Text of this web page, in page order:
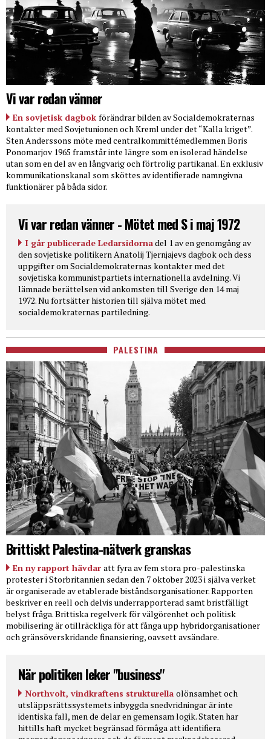
Vi var redan vänner
En sovjetisk dagbok förändrar bilden av Socialdemokraternas
kontakter med Sovjetunionen och Kreml under det “Kalla kriget”.
Sten Anderssons möte med centralkommittémedlemmen Boris
Ponomarjov 1965 framstår inte längre som en isolerad händelse
utan som en del av en långvarig och förtrolig partikanal. En exklusiv
kommunikationskanal som sköttes av identifierade namngivna
funktionärer på båda sidor.
Vi var redan vänner - Mötet med S i maj 1972
I går publicerade Ledarsidornadel 1 av en genomgång av
den sovjetiske politikern Anatolij Tjernjajevs dagbok och dess
uppgifter om Socialdemokraternas kontakter med det
sovjetiska kommunistpartiets internationella avdelning. Vi
lämnade berättelsen vid ankomsten till Sverige den 14 maj
1972. Nu fortsätter historien till själva mötet med
socialdemokraternas partiledning.
PALESTINA
Brittiskt Palestina-nätverk granskas
En ny rapport hävdar att fyra av fem stora pro-palestinska
protester i Storbritannien sedan den 7 oktober 2023 i själva verket
är organiserade av etablerade biståndsorganisationer. Rapporten
beskriver en reell och delvis underrapporterad samt bristfälligt
belyst fråga. Brittiska regelverk för välgörenhet och politisk
mobilisering är otillräckliga för att fånga upp hybridorganisationer
och gränsöverskridande finansiering, oavsett avsändare.
När politiken leker "business"
Northvolt, vindkraftens strukturella olönsamhet och
utsläppsrättssystemets inbyggda snedvridningar är inte
identiska fall, men de delar en gemensam logik. Staten har
hittills haft mycket begränsad förmåga att identifiera